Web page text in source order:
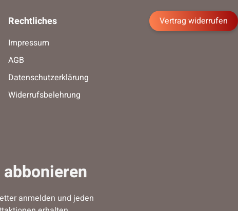
Rechtliches
Impressum
AGB
Datenschutzerklärung
Widerrufsbelehrung
Vertrag widerrufen
anmelden und jeden